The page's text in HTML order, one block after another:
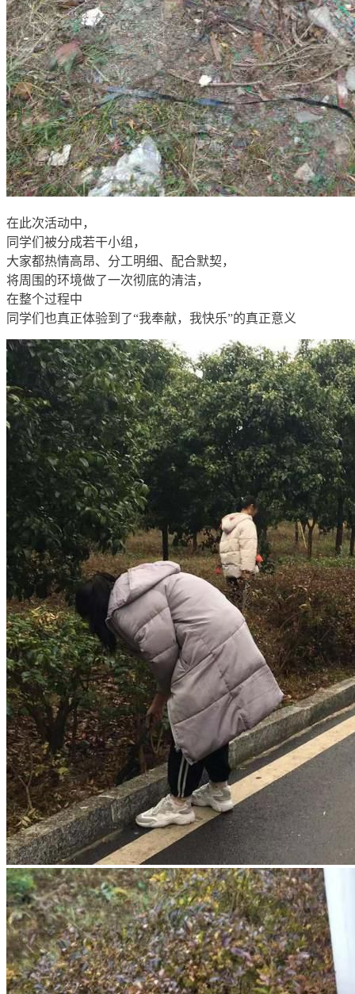
在此次活动中，
同学们被分成若干小组，
大家都热情高昂、分工明细、配合默契，
将周围的环境做了一次彻底的清洁，
在整个过程中
同学们也真正体验到了“我奉献，我快乐”的真正意义